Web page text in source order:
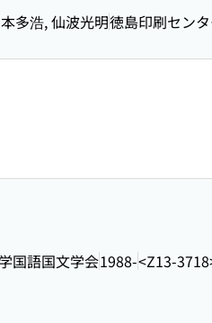
多浩, 仙波光明徳島印刷セン
国語国文学会1988-<Z13-